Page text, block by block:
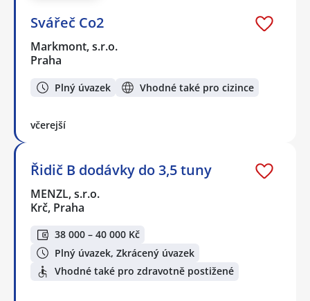
Svářeč Co2
Markmont, s.r.o.
Praha
Plný úvazek Vhodné také pro cizince
včerejší
Řidič B dodávky do 3,5 tuny
MENZL, s.r.o.
Krč, Praha
38 000 – 40 000 Kč
Plný úvazek, Zkrácený úvazek
Vhodné také pro zdravotně postižené